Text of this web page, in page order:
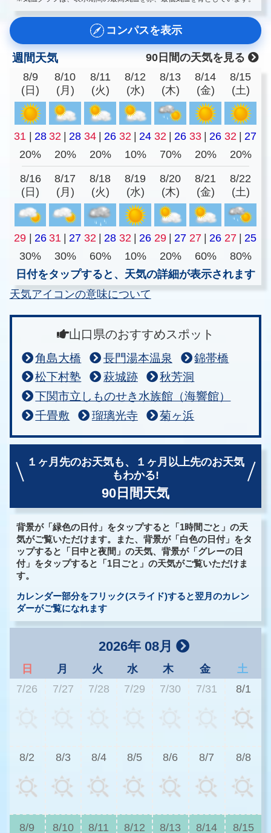
コンパスを表示
週間天気
90日間の天気を見る
8/9
(日)
8/10
(月)
8/11
(火)
8/12
(水)
8/13
(木)
8/14
(金)
8/15
(土)
31 | 28 32 | 28 34 | 26 32 | 24 32 | 26 33 | 26 32 | 27
20%
20% 20% 10% 70% 20% 20%
8/16
(日)
8/17
(月)
8/18
(火)
8/19
(水)
8/20
(木)
8/21
(金)
8/22
(土)
29 | 26 31 | 27 32 | 28 32 | 26 29 | 27 27 | 26 27 | 25
30%
30% 60% 10% 20% 60%
80%
日付をタップすると、天気の詳細が表示されます
天気アイコンの意味について
山口県のおすすめスポット
角島大橋 長門湯本温泉
錦帯橋
松下村塾
萩城跡
秋芳洞
下関市立しものせき水族館（海響館）
千畳敷
瑠璃光寺 菊ヶ浜
１ヶ月先のお天気も、
１ヶ月以上先のお天気
もわかる!
90日間天気
背景が「緑色の日付」をタップすると「1時間ごと」の天
気がご覧いただけます。また、背景が「白色の日付」をタ
ップすると「日中と夜間」の天気、背景が「グレーの日
付」をタップすると「1日ごと」の天気がご覧いただけま
す。
カレンダー部分をフリック(スライド)すると翌月のカレン
ダーがご覧になれます
2026年 08月
日 月 火 水 木 金
土
7/26
7/27 7/28 7/29 7/30 7/31 8/1
8/2 8/3 8/4 8/5 8/6 8/7 8/8
8/9 8/10 8/11 8/12 8/13 8/14 8/15